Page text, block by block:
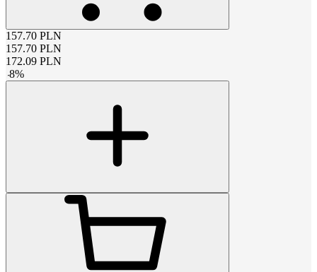
157.70 PLN
157.70 PLN
172.09 PLN
-8%